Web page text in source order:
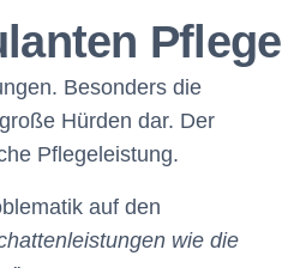
Pflege
Besonders die
Hürden dar. Der
Pflegeleistung.
auf den
wie die